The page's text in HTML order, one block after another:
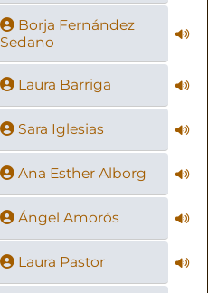
Borja Fernández
Sedano
Laura Barriga
Sara Iglesias
Ana Esther Alborg
Ángel Amorós
Laura Pastor